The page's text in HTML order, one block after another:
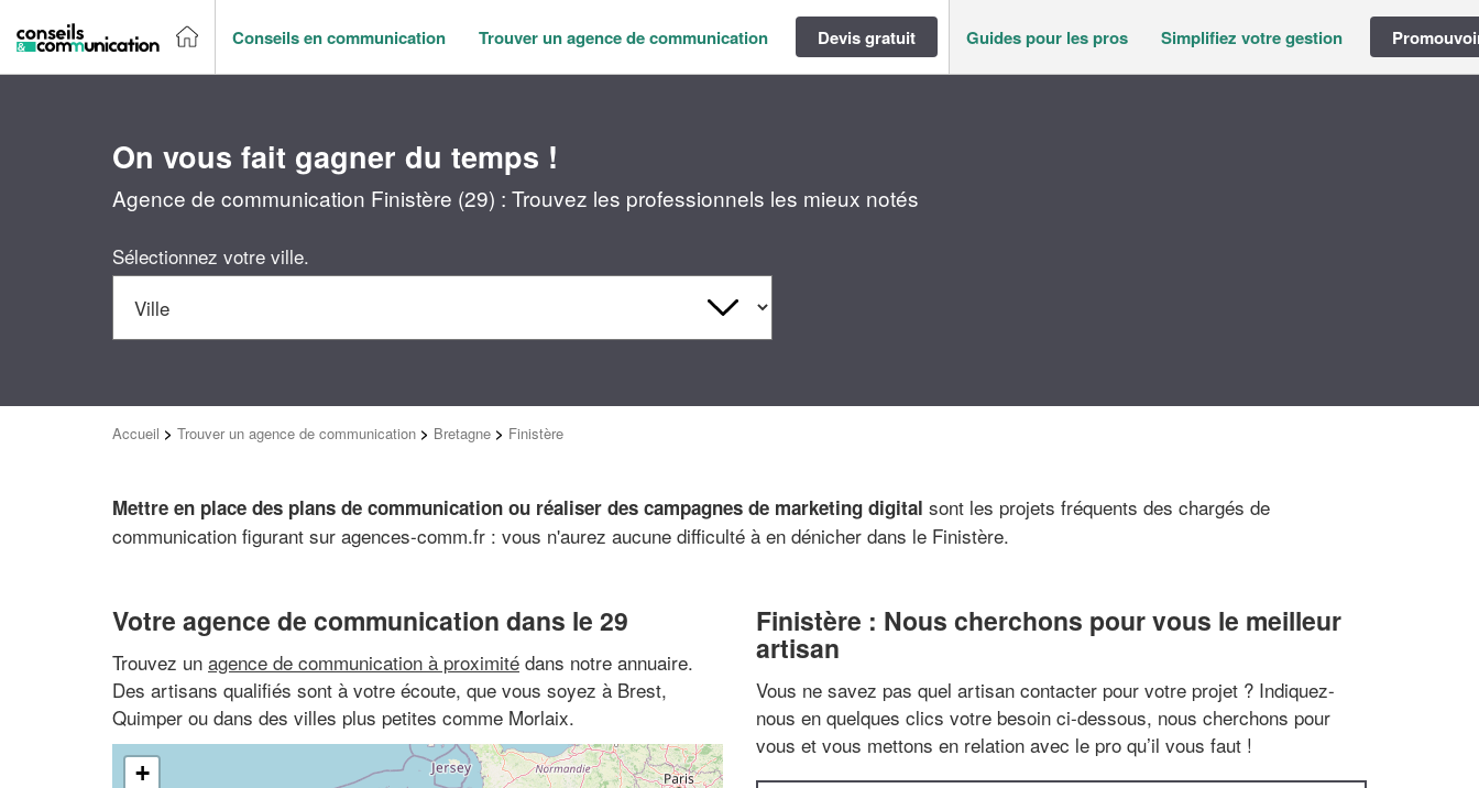
Conseils en communication Trouver un agence de communication Devis gratuit Guides pour les pros Simplifiez votre gestion
On vous fait gagner du temps !
Agence de communication Finistère (29) : Trouvez les professionnels les mieux notés
Sélectionnez votre ville.
Accueil > Trouver un agence de communication > Bretagne > Finistère
Mettre en place des plans de communication ou réaliser des campagnes de marketing digital sont les projets fréquents des chargés de
communication figurant sur agences-comm.fr : vous n'aurez aucune difficulté à en dénicher dans le Finistère.
Votre agence de communication dans le 29
Trouvez un agence de communication à proximité dans notre annuaire.
Des artisans qualifiés sont à votre écoute, que vous soyez à Brest,
Quimper ou dans des villes plus petites comme Morlaix.
+
Finistère : Nous cherchons pour vous le meilleur
artisan
Vous ne savez pas quel artisan contacter pour votre projet ? Indiquez-
nous en quelques clics votre besoin ci-dessous, nous cherchons pour
vous et vous mettons en relation avec le pro qu’il vous faut !